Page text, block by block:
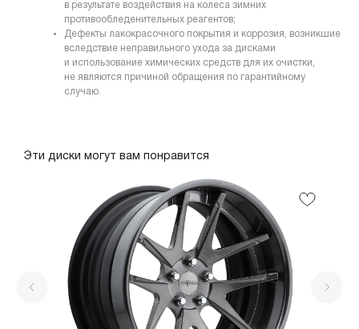
в результате воздействия на колеса зимних
противообледенительных реагентов;
Дефекты лакокрасочного покрытия и коррозия, возникшие
вследствие неправильного ухода за дисками
и использование химических средств для их очистки,
не являются причиной обращения по гарантийному
случаю.
Эти диски могут вам понравится